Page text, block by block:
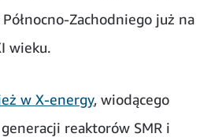
Zachodniego już na
wieku.
w X-energy, wiodącego
reaktorów SMR i